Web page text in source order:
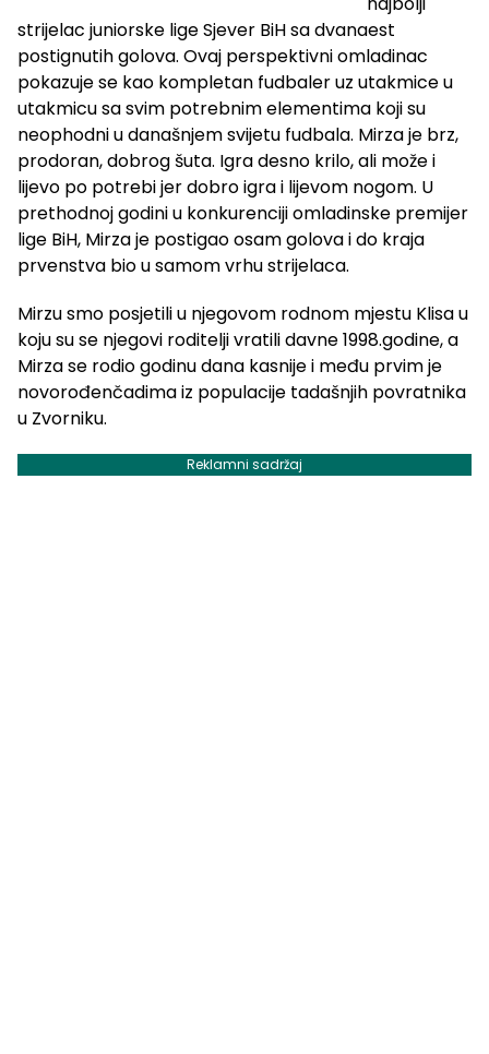
strijelac juniorske lige Sjever BiH sa dvanaest
postignutih golova. Ovaj perspektivni omladinac
pokazuje se kao kompletan fudbaler uz utakmice u
utakmicu sa svim potrebnim elementima koji su
neophodni u današnjem svijetu fudbala. Mirza je brz,
prodoran, dobrog šuta. Igra desno krilo, ali može i
lijevo po potrebi jer dobro igra i lijevom nogom. U
prethodnoj godini u konkurenciji omladinske premijer
lige BiH, Mirza je postigao osam golova i do kraja
prvenstva bio u samom vrhu strijelaca.
Mirzu smo posjetili u njegovom rodnom mjestu Klisa u
koju su se njegovi roditelji vratili davne 1998.godine, a
Mirza se rodio godinu dana kasnije i među prvim je
novorođenčadima iz populacije tadašnjih povratnika
u Zvorniku.
Reklamni sadržaj